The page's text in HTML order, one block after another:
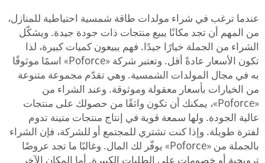
عندما ترغب في شراء مولدات طاقة شمسية احتياطية للمنازل،
من المهم أن تجد مكانًا يبيع منتجات ذات جودة جيدة. ويشكّل
الشراء من الجملة خيارًا جيدًا. فهم يبيعون كميات كبيرة، لذا
تكون الأسعار عادةً أقل. وتعتبر شركة «Poforce» اسمًا موثوقًا
به في مجال المولدات الشمسية. وهي تقدّم مجموعة متنوعة
من الخيارات بأسعار معقولة وموثوقة. وعند الشراء من
«Poforce»، يمكنك أن تكون واثقًا من حصولك على منتجات
عالية الجودة. ولها سمعة قوية في إنتاج منتجات متينة تدوم
لفترة طويلة. وإذا كنت تشتري للمجتمع أو للشركة، فإن الشراء
بالجملة من «Poforce» يوفّر لك المال. وغالبًا ما تجد عروضًا
ترويجية أو خصومات على الطلبات الكبيرة. أما المكان الآخر